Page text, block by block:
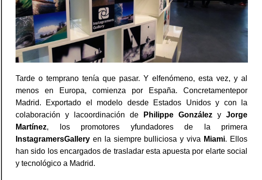
Tarde o temprano tenía que pasar. Y elfenómeno, esta vez, y al
menos en Europa, comienza por España. Concretamentepor
Madrid. Exportado el modelo desde Estados Unidos y con la
colaboración y lacoordinación de
Philippe González y Jorge
Martínez, los promotores yfundadores de la primera
InstagramersGallery en la siempre bulliciosa y viva Miami. Ellos
han sido los encargados de trasladar esta apuesta por elarte social
y tecnológico a Madrid.